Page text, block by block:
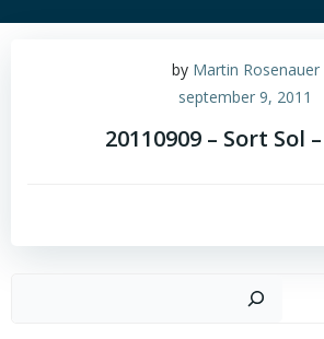
by Martin Rosenauer
september 9, 2011
20110909 – Sort Sol